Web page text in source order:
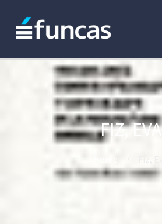
FIZ, EVA